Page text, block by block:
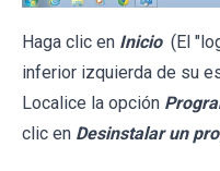
Haga clic en Inicio (El
inferior izquierda de su
Localice la opción
clic en Desinstalar un